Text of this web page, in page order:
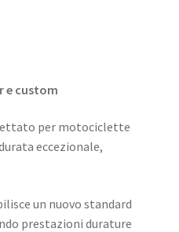
e custom
per motociclette
eccezionale,
un nuovo standard
prestazioni durature